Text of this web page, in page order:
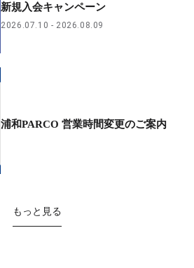
新規入会キャンペーン
2026.07.10 2026.08.09
浦和PARCO 営業時間変更のご案内
もっと見る